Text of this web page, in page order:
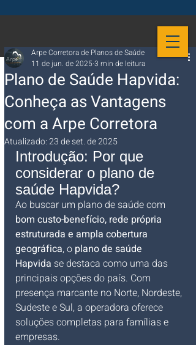
Plano de Saúde Hapvida:
Conheça as Vantagens
com a Arpe Corretora
Arpe Corretora de Planos de Saúde
11 de jun. de 2025 3 min de leitura
Atualizado:23 de set. de 2025
Introdução: Por que
considerar o plano de
saúde Hapvida?
Ao buscar um plano de saúde com
bom custo-benefício, rede própria
estruturada e ampla cobertura
geográfica, o plano de saúde
Hapvida se destaca como uma das
principais opções do país. Com
presença marcante no Norte, Nordeste,
Sudeste e Sul, a operadora oferece
soluções completas para famílias e
empresas.